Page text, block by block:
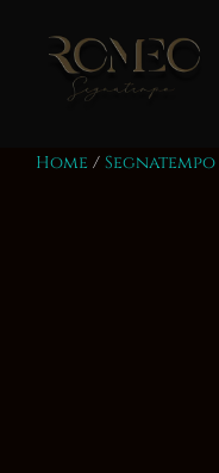
contenuto
Home / Segnatempo